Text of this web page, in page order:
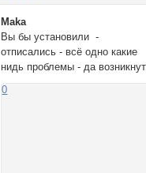
Maka
Вы бы установили -
отписались - всё одно какие
нидь проблемы - да возникнут
0